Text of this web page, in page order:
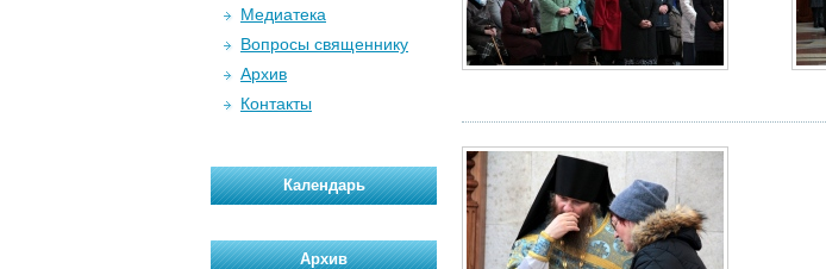
Медиатека
Вопросы священнику
Архив
Контакты
Календарь
Архив